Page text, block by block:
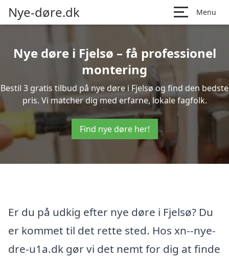
Nye-døre.dk Menu
Nye døre i Fjelsø – få professionel
montering
Bestil 3 gratis tilbud på nye døre i Fjelsø og find den bedste
pris. Vi matcher dig med erfarne, lokale fagfolk.
Find nye døre her!
Er du på udkig efter nye døre i Fjelsø? Du
er kommet til det rette sted. Hos xn--nye-
dre-u1a.dk gør vi det nemt for dig at finde